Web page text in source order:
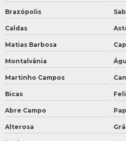
Brazópolis
Caldas
Matias Barbosa
Montalvânia
Martinho Campos
Bicas
Abre Campo
Alterosa